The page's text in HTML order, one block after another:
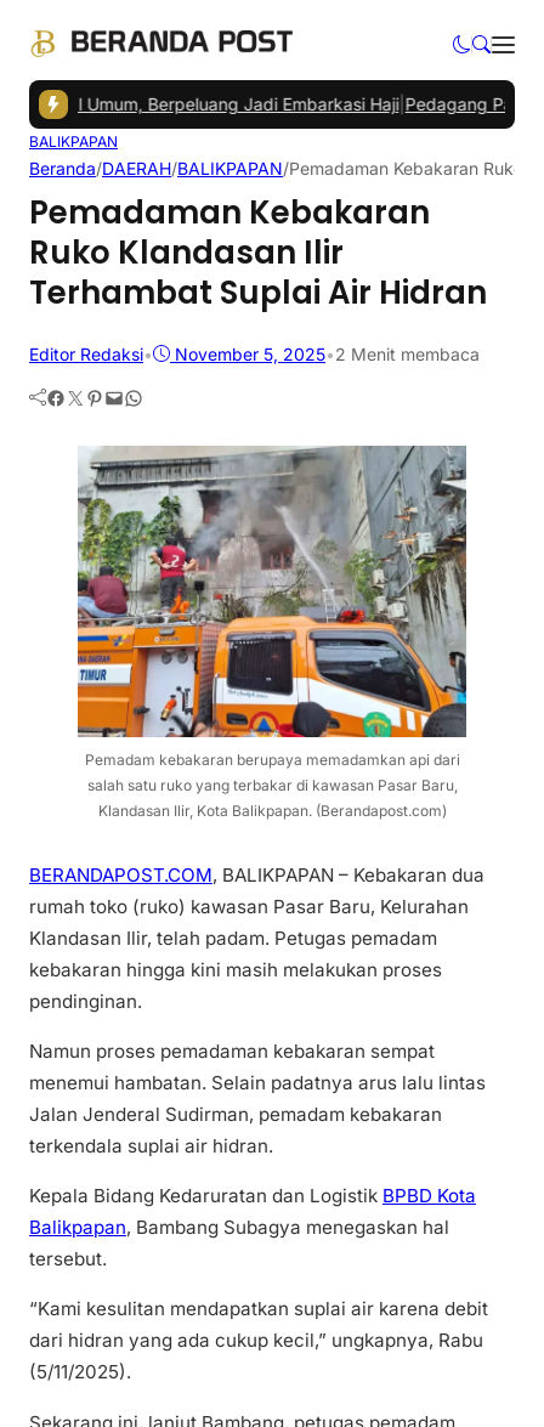
Umum, Berpeluang Jadi Embarkasi Haji|Pedagang Pasar
BALIKPAPAN
Beranda/DAERAH/BALIKPAPAN/Pemadaman Kebakaran Ruko
Pemadaman Kebakaran
Ruko Klandasan Ilir
Terhambat Suplai Air Hidran
Editor Redaksi• November 5, 2025•2 Menit membaca
Facebook Twitter Pinterest Mail WhatsApp
Pemadam kebakaran berupaya memadamkan api dari
salah satu ruko yang terbakar di kawasan Pasar Baru,
Klandasan Ilir, Kota Balikpapan. (Berandapost.com)
BERANDAPOST.COM, BALIKPAPAN – Kebakaran dua
rumah toko (ruko) kawasan Pasar Baru, Kelurahan
Klandasan Ilir, telah padam. Petugas pemadam
kebakaran hingga kini masih melakukan proses
pendinginan.
Namun proses pemadaman kebakaran sempat
menemui hambatan. Selain padatnya arus lalu lintas
Jalan Jenderal Sudirman, pemadam kebakaran
terkendala suplai air hidran.
Kepala Bidang Kedaruratan dan Logistik BPBD Kota
Balikpapan, Bambang Subagya menegaskan hal
tersebut.
“Kami kesulitan mendapatkan suplai air karena debit
dari hidran yang ada cukup kecil,” ungkapnya, Rabu
(5/11/2025).
Sekarang ini, lanjut Bambang, petugas pemadam